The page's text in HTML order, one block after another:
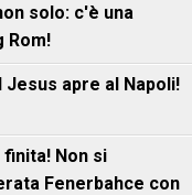
solo: c'è una
Rom!
Jesus apre al Napoli!
finita! Non si
Fenerbahce con